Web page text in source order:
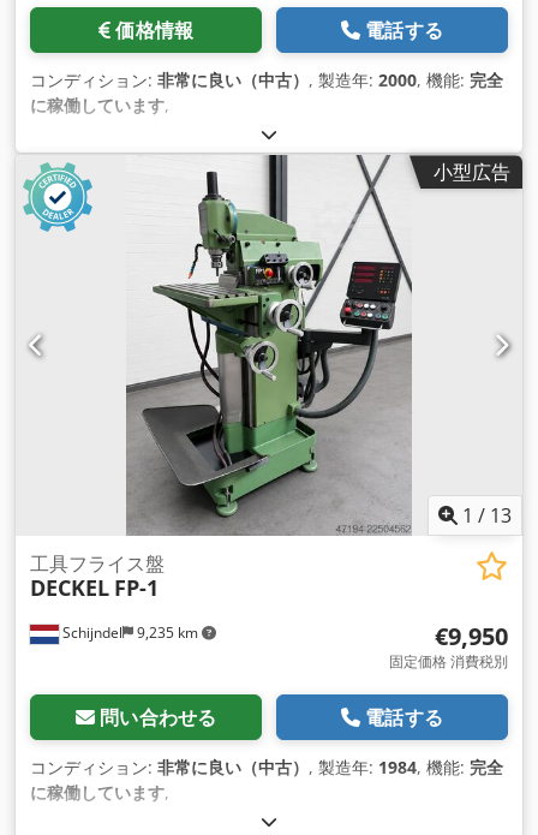
価格情報 電話する
コンディション: 非常に良い（中古） , 製造年: 2000 , 機能: 完全
に稼働しています
小型広告
1 / 13
Schijndel 9,235 km
工具フライス盤
DECKEL FP-1
€9,950
固定価格 消費税別
問い合わせる 電話する
コンディション: 非常に良い（中古） , 製造年: 1984 , 機能: 完全
に稼働しています